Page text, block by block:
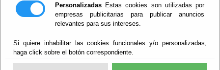
Personalizadas Estas cookies son utilizadas por
empresas publicitarias para publicar anuncios
relevantes para sus intereses.
Si quiere inhabilitar las cookies funcionales y/o personalizadas,
haga click sobre el botón correspondiente.
Preguntas
Frecuentes
Buscar